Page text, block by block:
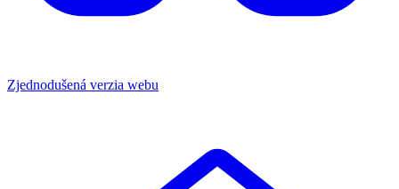
Zjednodušená verzia webu